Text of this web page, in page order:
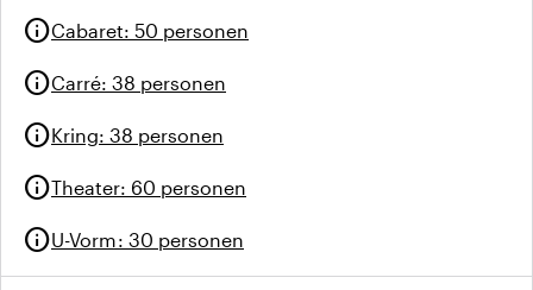
infoCabaret: 50 personen
infoCarré: 38 personen
infoKring: 38 personen
infoTheater: 60 personen
infoU-Vorm: 30 personen